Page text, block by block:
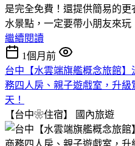
是完全免費！還提供簡易的
水景點，一定要帶小朋友來玩
繼續閱讀
1個月前
台中【水雲端旗艦概念旅館
務四人房、親子遊戲室，升
天！
【台中❀住宿】
國內旅遊